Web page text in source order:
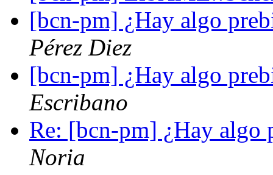
[bcn-pm] ¿Hay algo
Pérez Diez
[bcn-pm] ¿Hay algo
Escribano
Re: [bcn-pm] ¿Hay algo
Noria